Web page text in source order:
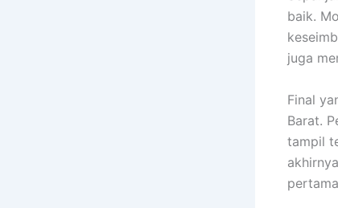
baik.
juga
Final
Barat.
tampil